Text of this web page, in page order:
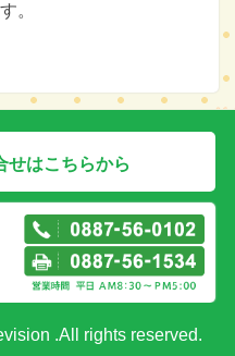
す。
せはこちらから
.All rights reserved.